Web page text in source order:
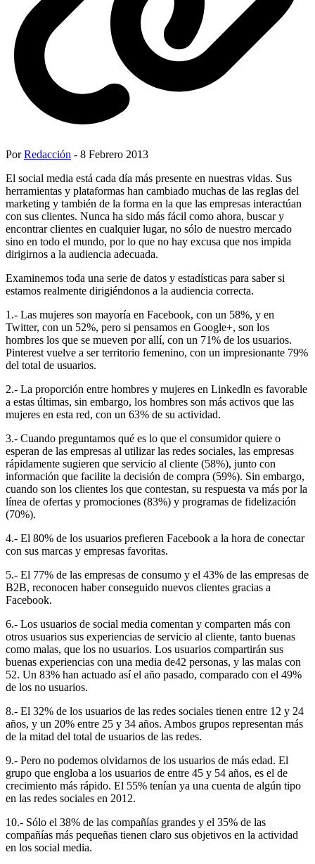
PorRedacción - 8 Febrero 2013
El social media está cada día más presente en nuestras vidas. Sus
herramientas y plataformas han cambiado muchas de las reglas del
marketing y también de la forma en la que las empresas interactúan
con sus clientes. Nunca ha sido más fácil como ahora, buscar y
encontrar clientes en cualquier lugar, no sólo de nuestro mercado
sino en todo el mundo, por lo que no hay excusa que nos impida
dirigirnos a la audiencia adecuada.
Examinemos toda una serie de datos y estadísticas para saber si
estamos realmente dirigiéndonos a la audiencia correcta.
1.- Las mujeres son mayoría en Facebook, con un 58%, y en
Twitter, con un 52%, pero si pensamos en Google+, son los
hombres los que se mueven por allí, con un 71% de los usuarios.
Pinterest vuelve a ser territorio femenino, con un impresionante 79%
del total de usuarios.
2.- La proporción entre hombres y mujeres en Linkedln es favorable
a estas últimas, sin embargo, los hombres son más activos que las
mujeres en esta red, con un 63% de su actividad.
3.- Cuando preguntamos qué es lo que el consumidor quiere o
esperan de las empresas al utilizar las redes sociales, las empresas
rápidamente sugieren que servicio al cliente (58%), junto con
información que facilite la decisión de compra (59%). Sin embargo,
cuando son los clientes los que contestan, su respuesta va más por la
línea de ofertas y promociones (83%) y programas de fidelización
(70%).
4.- El 80% de los usuarios prefieren Facebook a la hora de conectar
con sus marcas y empresas favoritas.
5.- El 77% de las empresas de consumo y el 43% de las empresas de
B2B, reconocen haber conseguido nuevos clientes gracias a
Facebook.
6.- Los usuarios de social media comentan y comparten más con
otros usuarios sus experiencias de servicio al cliente, tanto buenas
como malas, que los no usuarios. Los usuarios compartirán sus
buenas experiencias con una media de42 personas, y las malas con
52. Un 83% han actuado así el año pasado, comparado con el 49%
de los no usuarios.
8.- El 32% de los usuarios de las redes sociales tienen entre 12 y 24
años, y un 20% entre 25 y 34 años. Ambos grupos representan más
de la mitad del total de usuarios de las redes.
9.- Pero no podemos olvidarnos de los usuarios de más edad. El
grupo que engloba a los usuarios de entre 45 y 54 años, es el de
crecimiento más rápido. El 55% tenían ya una cuenta de algún tipo
en las redes sociales en 2012.
10.- Sólo el 38% de las compañías grandes y el 35% de las
compañías más pequeñas tienen claro sus objetivos en la actividad
en los social media.